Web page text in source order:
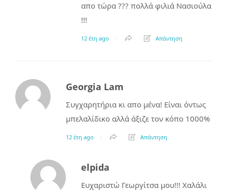
απο τώρα ??? πολλά φιλιά Νασιούλα
!!!
12 έτη ago Απάντηση
Georgia Lam
Συγχαρητήρια κι απο μένα! Είναι όντως
μπελαλίδικο αλλά άξιζε τον κόπο 1000%
12 έτη ago Απάντηση
elpida
Ευχαριστώ Γεωργίτσα μου!!! Χαλάλι